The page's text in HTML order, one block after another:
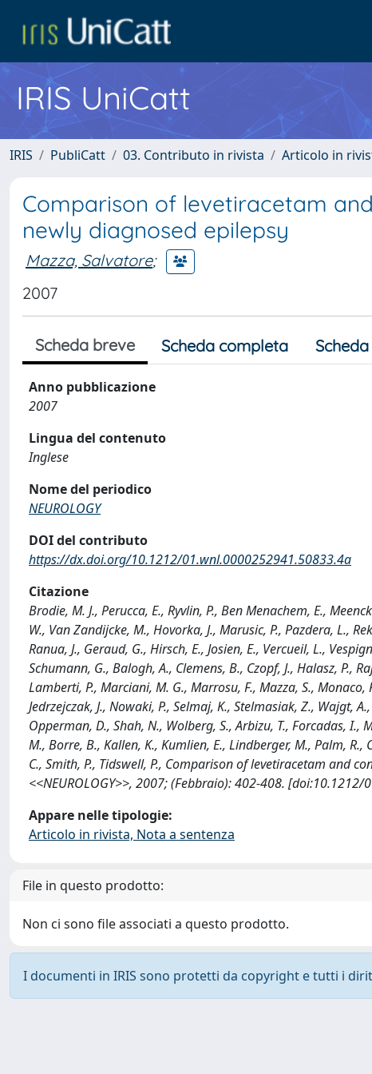
IRIS UniCatt
IRIS PubliCatt 03. Contributo in rivista Articolo in
Comparison of levetiracetam
newly diagnosed epilepsy
Mazza, Salvatore;
2007
Scheda breve Scheda completa
Anno pubblicazione
2007
Lingua del contenuto
Inglese
Nome del periodico
NEUROLOGY
DOI del contributo
https://dx.doi.org/10.1212/01.wnl.0000252941.50833.4a
Citazione
Brodie, M. J., Perucca, E., Ryvlin, P., Ben Menachem, E.,
W., Van Zandijcke, M., Hovorka, J., Marusic, P., Pazdera, L.,
Ranua, J., Geraud, G., Hirsch, E., Josien, E., Vercueil, L.,
Schumann, G., Balogh, A., Clemens, B., Czopf, J., Halasz, P.,
Lamberti, P., Marciani, M. G., Marrosu, F., Mazza, S.,
Jedrzejczak, J., Nowaki, P., Selmaj, K., Stelmasiak, Z., Wajgt,
Opperman, D., Shah, N., Wolberg, S., Arbizu, T., Forcadas, I.,
M., Borre, B., Kallen, K., Kumlien, E., Lindberger, M., Palm, R.,
C., Smith, P., Tidswell, P., Comparison of levetiracetam and
<<NEUROLOGY>>, 2007; (Febbraio): 402-408.
Appare nelle tipologie:
Articolo in rivista, Nota a sentenza
File in questo prodotto:
Non ci sono file associati a questo prodotto.
I documenti in IRIS sono protetti da copyright e tutti i